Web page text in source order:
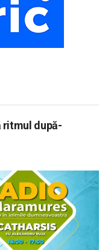
ritmul după-